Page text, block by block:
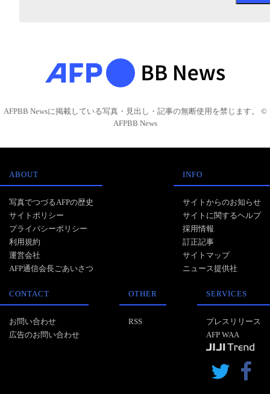
AFPBB Newsに掲載している写真・見出し・記事の無断使用を禁じます。 ©
AFPBB News
ABOUT
写真でつづるAFPの歴史
サイトポリシー
プライバシーポリシー
利用規約
運営会社
AFP通信会長ごあいさつ
INFO
サイトからのお知らせ
サイトに関するヘルプ
採用情報
訂正記事
サイトマップ
ニュース提供社
CONTACT
お問い合わせ
広告のお問い合わせ
OTHER
RSS
SERVICES
プレスリリース
AFP WAA